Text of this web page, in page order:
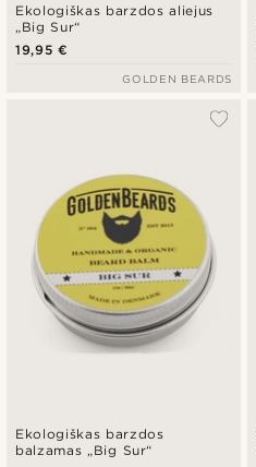
Ekologiškas barzdos aliejus
„Big Sur“
19,95 €
GOLDEN BEARDS
Ekologiškas barzdos
balzamas „Big Sur“